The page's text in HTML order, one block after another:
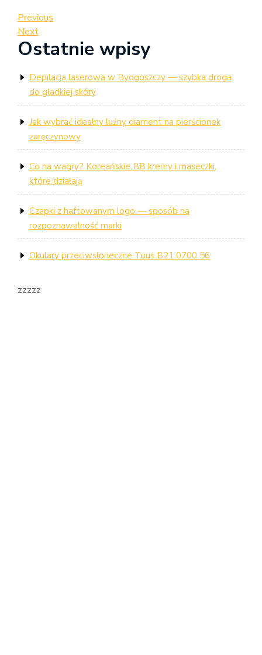
Nawigacja
wpisu
Previous
Post
Previous
Next
Post
Next
Ostatnie wpisy
Depilacja laserowa w Bydgoszczy — szybka droga
do gładkiej skóry
Jak wybrać idealny luźny diament na pierścionek
zaręczynowy
Co na wagry? Koreańskie BB kremy i maseczki,
które działają
Czapki z haftowanym logo — sposób na
rozpoznawalność marki
Okulary przeciwsłoneczne Tous B21 0700 56
zzzzz